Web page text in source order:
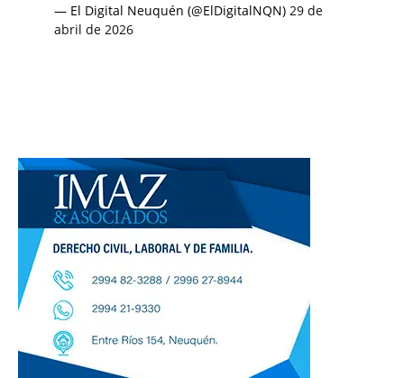
— El Digital Neuquén (@ElDigitalNQN) 29 de
abril de 2026